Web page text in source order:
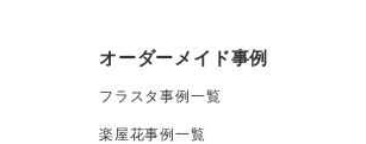
オーダーメイド事例
フラスタ事例一覧
楽屋花事例一覧